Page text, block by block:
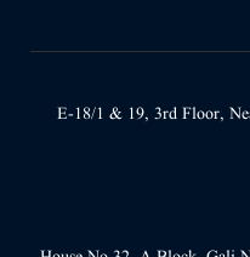
E-18/1 & 19, 3rd Floor,